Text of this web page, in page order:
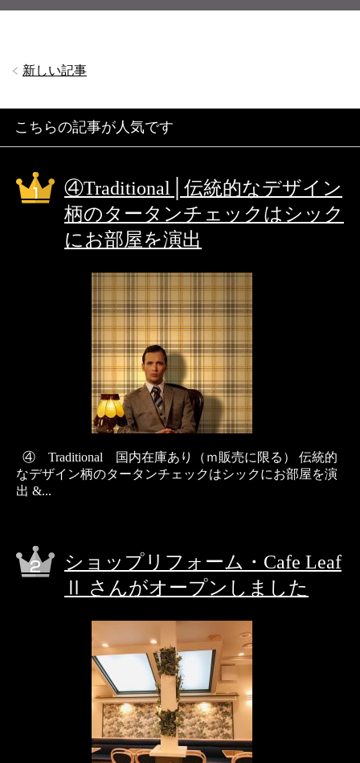
新しい記事
こちらの記事が人気です
④Traditional│伝統的なデザイン
柄のタータンチェックはシック
にお部屋を演出
④ Traditional 国内在庫あり（ｍ販売に限る） 伝統的
なデザイン柄のタータンチェックはシックにお部屋を演
出 &...
ショップリフォーム・Cafe Leaf
Ⅱ さんがオープンしました